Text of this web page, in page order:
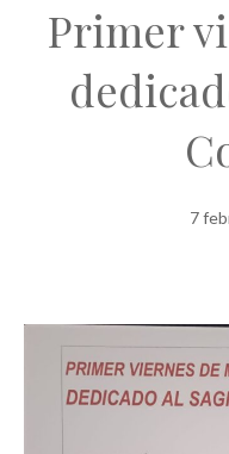
Primer
7